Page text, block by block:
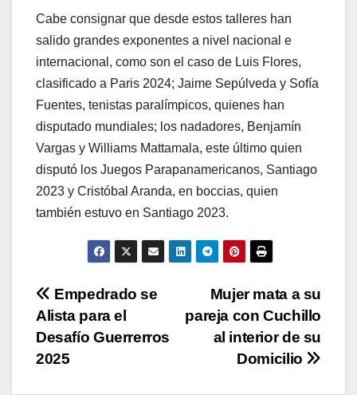
Cabe consignar que desde estos talleres han
salido grandes exponentes a nivel nacional e
internacional, como son el caso de Luis Flores,
clasificado a Paris 2024; Jaime Sepúlveda y Sofía
Fuentes, tenistas paralímpicos, quienes han
disputado mundiales; los nadadores, Benjamín
Vargas y Williams Mattamala, este último quien
disputó los Juegos Parapanamericanos, Santiago
2023 y Cristóbal Aranda, en boccias, quien
también estuvo en Santiago 2023.
Navegación
de
entradas
Mujer mata a su
pareja con Cuchillo
al interior de su
Domicilio
Empedrado se
Alista para el
Desafío Guerrerros
2025